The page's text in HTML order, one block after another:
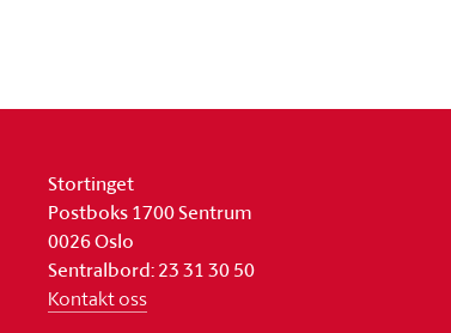
Stortinget
Postboks 1700 Sentrum
0026 Oslo
Sentralbord: 23 31 30 50
Kontakt oss